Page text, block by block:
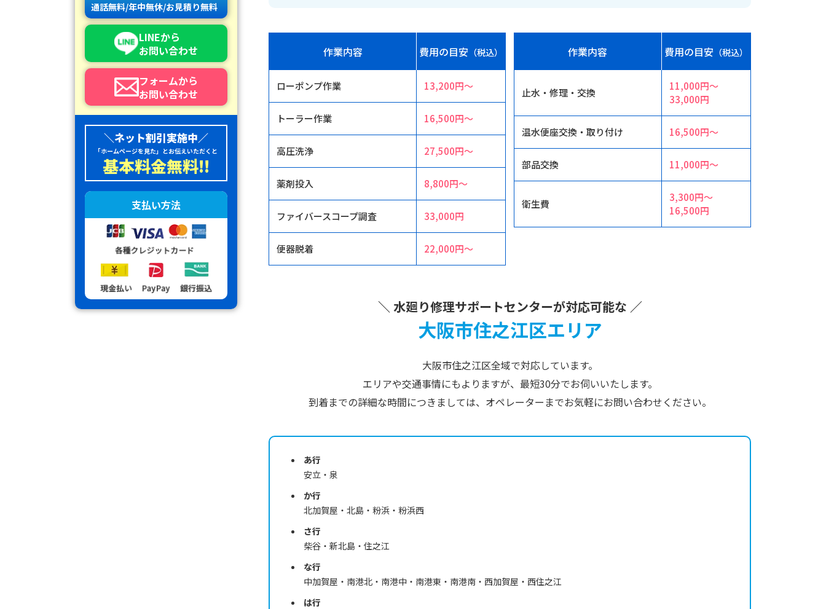
通話無料/年中無休/お見積り無料
LINEから
お問い合わせ
フォームから
お問い合わせ
＼ネット割引実施中／
「ホームページを見た」とお伝えいただくと
基本料金無料!!
支払い方法
作業内容 費用の目安 （税込）
ローポンプ作業 13,200円〜
トーラー作業 16,500円〜
高圧洗浄 27,500円〜
薬剤投入 8,800円〜
ファイバースコープ調査 33,000円
便器脱着 22,000円〜
作業内容 費用の目安（税込）
止水・修理・交換
11,000円〜
33,000円
温水便座交換・取り付け 16,500円〜
部品交換 11,000円〜
衛生費
3,300円〜
16,500円
＼ 水廻り修理サポートセンターが対応可能な ／
大阪市住之江区エリア
大阪市住之江区全域で対応しています。
エリアや交通事情にもよりますが、最短30分でお伺いいたします。
到着までの詳細な時間につきましては、 オペレーターまでお気軽にお問い合わせください。
あ行
安立・泉
か行
北加賀屋・北島・粉浜・粉浜西
さ行
柴谷・新北島・住之江
な行
中加賀屋・南港北・南港中・南港東・南港南・西加賀屋・西住之江
は行